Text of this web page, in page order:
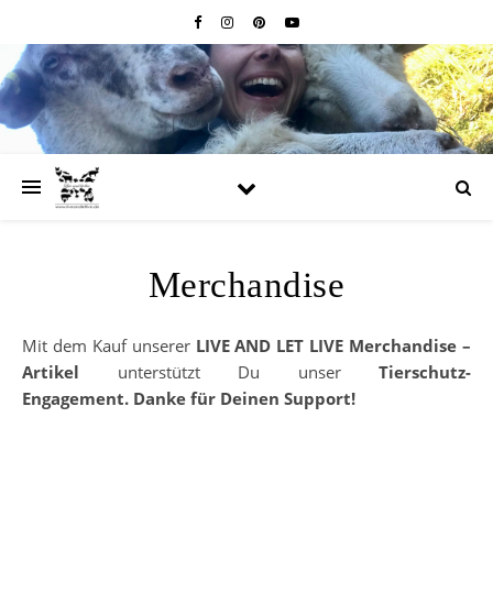
Merchandise
Mit dem Kauf unsererLIVE AND LET LIVE Merchandise –
Artikel unterstützt Du unser Tierschutz-
Engagement. Danke für Deinen Support!